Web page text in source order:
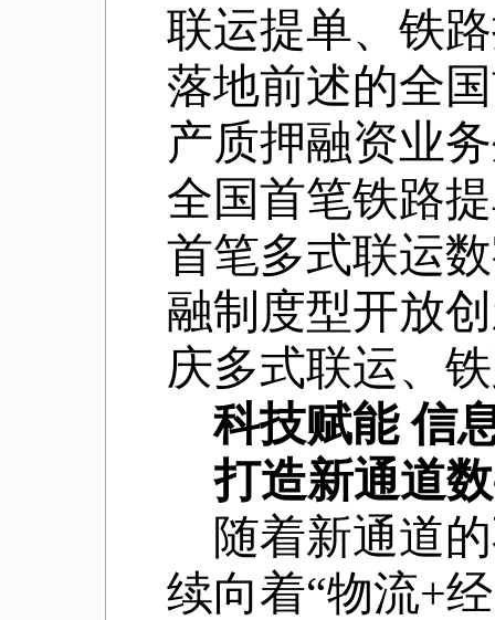
联运提单、铁
落地前述的全
产质押融资业
全国首笔铁路
首笔多式联运
融制度型开放
庆多式联运、
科技赋能 信
打造新通道
随着新通道
续向着“物流+